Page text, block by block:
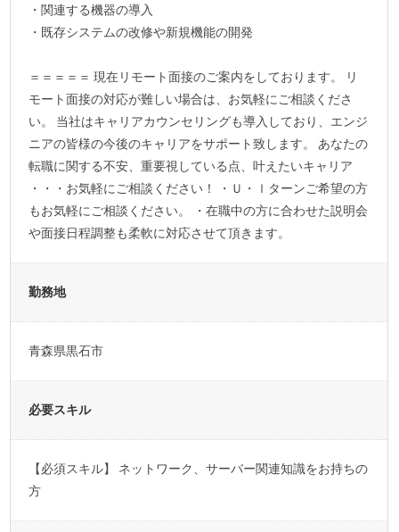
・関連する機器の導入
・既存システムの改修や新規機能の開発
＝＝＝＝＝ 現在リモート面接のご案内をしております。 リ
モート面接の対応が難しい場合は、お気軽にご相談くださ
い。 当社はキャリアカウンセリングも導入しており、エンジ
ニアの皆様の今後のキャリアをサポート致します。 あなたの
転職に関する不安、重要視している点、叶えたいキャリア
・・・お気軽にご相談ください！ ・Ｕ・ｌターンご希望の方
もお気軽にご相談ください。 ・在職中の方に合わせた説明会
や面接日程調整も柔軟に対応させて頂きます。
勤務地
青森県黒石市
必要スキル
【必須スキル】 ネットワーク、サーバー関連知識をお持ちの
方